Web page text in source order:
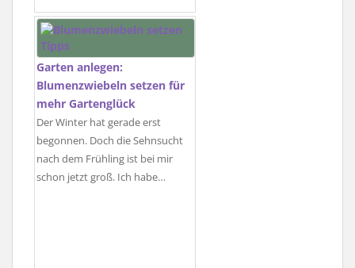
Garten anlegen:
Blumenzwiebeln setzen für
mehr Gartenglück
Der Winter hat gerade erst
begonnen. Doch die Sehnsucht
nach dem Frühling ist bei mir
schon jetzt groß. Ich habe…